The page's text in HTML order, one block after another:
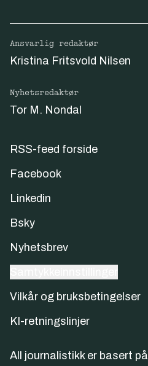
Ansvarlig redaktør
Kristina Fritsvold Nilsen
Nyhetsredaktør
Tor M. Nondal
RSS-feed forside
Facebook
Linkedin
Bsky
Nyhetsbrev
Vilkår og bruksbetingelser
KI-retningslinjer
All journalistikk er basert på